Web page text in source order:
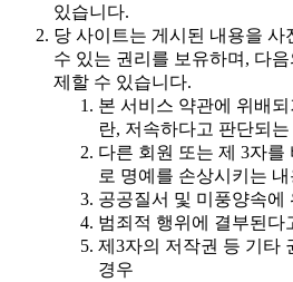
있습니다.
당 사이트는 게시된 내용을 사
수 있는 권리를 보유하며, 다
제할 수 있습니다.
본 서비스 약관에 위배
란, 저속하다고 판단되
다른 회원 또는 제 3자를
로 명예를 손상시키는
공공질서 및 미풍양속에
범죄적 행위에 결부된다
제3자의 저작권 등 기타
경우